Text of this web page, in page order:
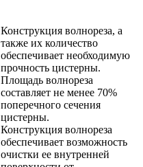
Конструкция волнореза, а
также их количество
обеспечивает необходимую
прочность цистерны.
Площадь волнореза
составляет не менее 70%
поперечного сечения
цистерны.
Конструкция волнореза
обеспечивает возможность
очистки ее внутренней